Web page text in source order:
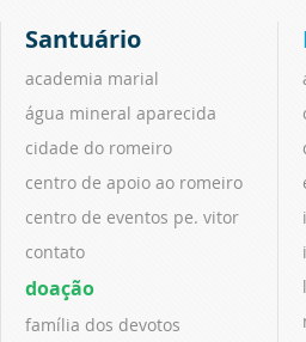
Santuário
academia marial
água mineral aparecida
cidade do romeiro
centro de apoio ao romeiro
centro de eventos pe. vitor
contato
doação
família dos devotos